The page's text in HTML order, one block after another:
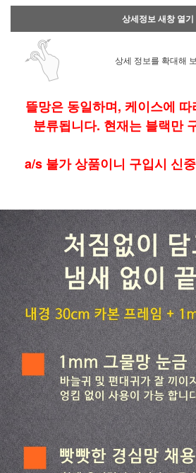
상세정보 새창 열기
상세 정보를 확대해
뜰망은 동일하며, 케이스에
분류됩니다. 현재는 블랙만
a/s 불가 상품이니 구입시 신